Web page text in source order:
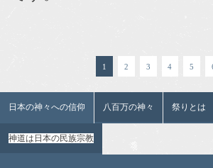
1 2 3 4 5
日本の神々への信仰 八百万の神々 祭りとは
神道は日本の民族宗教